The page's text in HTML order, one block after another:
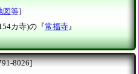
図等]
カ寺)の『常福寺』
8026]